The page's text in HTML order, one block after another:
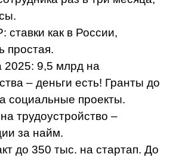
как в России,
простая.
2025: 9,5 млрд на
– деньги есть! Гранты до
социальные проекты.
трудоустройство –
за найм.
до 350 тыс. на стартап. До